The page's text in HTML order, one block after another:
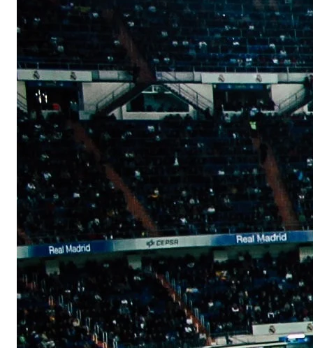
Italiano
Dinamarca
Emirados Árabes Unidos
English
Eslováquia
English
Eslovênia
English Italiano
Espanha
Estados Unidos
EnglishEspañol 简体中文
Estônia
Finlândia
English Svenska
França
FrançaisEnglish
Gibraltar
English
Grécia
English
Hungria